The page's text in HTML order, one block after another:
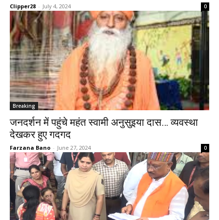
Clipper28 - July 4, 2024 0
Breaking
जनदर्शन में पहुंचे महंत स्वामी अनुसुइया दास… व्यवस्था
देखकर हुए गदगद
Farzana Bano - June 27, 2024 0